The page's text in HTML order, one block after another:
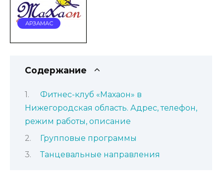
АРЗАМАС
Содержание
Фитнес-клуб «Махаон» в
Нижегородская область. Адрес, телефон,
режим работы, описание
Групповые программы
Танцевальные направления